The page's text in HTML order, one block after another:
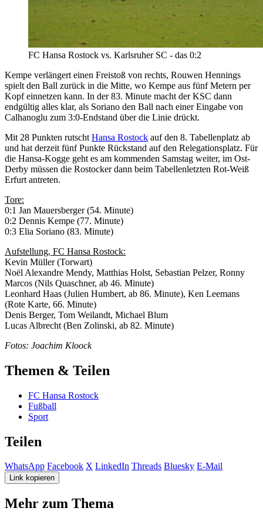
FC Hansa Rostock vs. Karlsruher SC - das 0:2
Kempe verlängert einen Freistoß von rechts, Rouwen Hennings
spielt den Ball zurück in die Mitte, wo Kempe aus fünf Metern per
Kopf einnetzen kann. In der 83. Minute macht der KSC dann
endgültig alles klar, als Soriano den Ball nach einer Eingabe von
Calhanoglu zum 3:0-Endstand über die Linie drückt.
Mit 28 Punkten rutscht Hansa Rostock auf den 8. Tabellenplatz ab
und hat derzeit fünf Punkte Rückstand auf den Relegationsplatz. Für
die Hansa-Kogge geht es am kommenden Samstag weiter, im Ost-
Derby müssen die Rostocker dann beim Tabellenletzten Rot-Weiß
Erfurt antreten.
Tore:
0:1 Jan Mauersberger (54. Minute)
0:2 Dennis Kempe (77. Minute)
0:3 Elia Soriano (83. Minute)
Aufstellung, FC Hansa Rostock:
Kevin Müller (Torwart)
Noёl Alexandre Mendy, Matthias Holst, Sebastian Pelzer, Ronny
Marcos (Nils Quaschner, ab 46. Minute)
Leonhard Haas (Julien Humbert, ab 86. Minute), Ken Leemans
(Rote Karte, 66. Minute)
Denis Berger, Tom Weilandt, Michael Blum
Lucas Albrecht (Ben Zolinski, ab 82. Minute)
Fotos: Joachim Kloock
Themen & Teilen
FC Hansa Rostock
Fußball
Sport
Teilen
WhatsApp Facebook X LinkedIn Threads Bluesky E-Mail
Link kopieren
Mehr zum Thema